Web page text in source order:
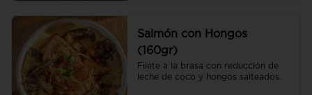
Salmón con Hongos
(160gr)
Filete a la brasa con reducción de
leche de coco y hongos salteados.